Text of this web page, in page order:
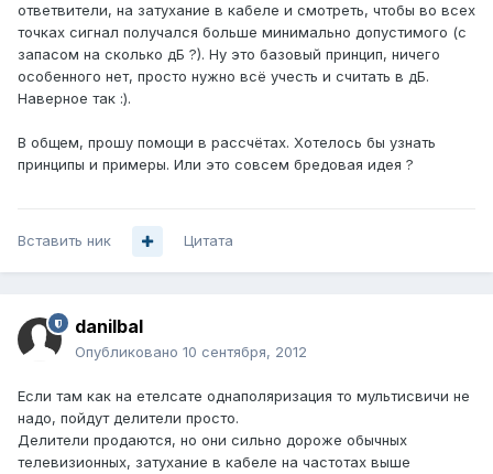
ответвители, на затухание в кабеле и смотреть, чтобы во всех
точках сигнал получался больше минимально допустимого (с
запасом на сколько дБ ?). Ну это базовый принцип, ничего
особенного нет, просто нужно всё учесть и считать в дБ.
Наверное так :).
В общем, прошу помощи в рассчётах. Хотелось бы узнать
принципы и примеры. Или это совсем бредовая идея ?
Вставить ник Цитата
danilbal
Опубликовано 10 сентября, 2012
Если там как на етелсате однаполяризация то мультисвичи не
надо, пойдут делители просто.
Делители продаются, но они сильно дороже обычных
телевизионных, затухание в кабеле на частотах выше